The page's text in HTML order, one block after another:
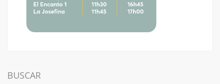
BUSCAR